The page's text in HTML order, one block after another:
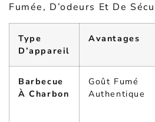
Fumée, D’odeurs Et De
Type
D’appareil
Avantages
Barbecue
À Charbon
Goût Fumé
Authentique